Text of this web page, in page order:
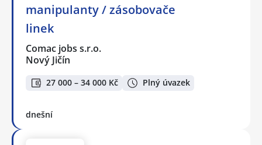
manipulanty / zásobovače
linek
Comac jobs s.r.o.
Nový Jičín
27 000 – 34 000 Kč Plný úvazek
dnešní